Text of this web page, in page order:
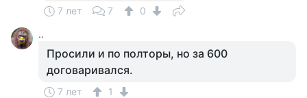
7 лет 7
0
..
Просили и по полторы, но за 600
договаривался.
7 лет 1